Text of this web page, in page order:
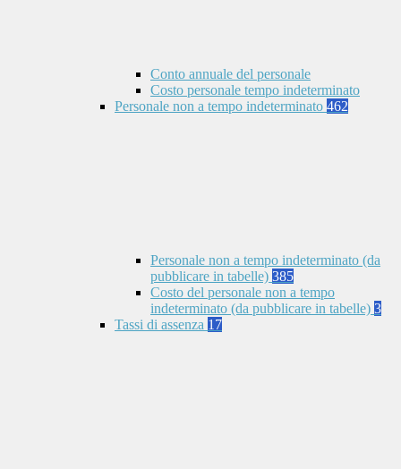
Conto annuale del personale
Costo personale tempo indeterminato
Personale non a tempo indeterminato 462
Personale non a tempo indeterminato (da
pubblicare in tabelle) 385
Costo del personale non a tempo
indeterminato (da pubblicare in tabelle) 3
Tassi di assenza 17